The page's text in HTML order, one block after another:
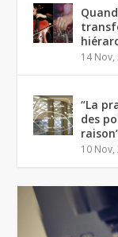
14 Nov,
“La
des
10 Nov,